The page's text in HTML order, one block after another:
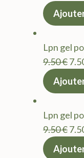
prix
Lpn gel
9.50€Le
prix
Lpn gel
9.50€Le
prix